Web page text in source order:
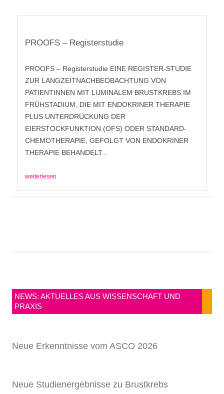
PROOFS – Registerstudie
PROOFS – Registerstudie EINE REGISTER-STUDIE
ZUR LANGZEITNACHBEOBACHTUNG VON
PATIENTINNEN MIT LUMINALEM BRUSTKREBS IM
FRÜHSTADIUM, DIE MIT ENDOKRINER THERAPIE
PLUS UNTERDRÜCKUNG DER
EIERSTOCKFUNKTION (OFS) ODER STANDARD-
CHEMOTHERAPIE, GEFOLGT VON ENDOKRINER
THERAPIE BEHANDELT...
weiterlesen
NEWS: AKTUELLES AUS WISSENSCHAFT UND
PRAXIS
Neue Erkenntnisse vom ASCO 2026
Neue Studienergebnisse zu Brustkrebs